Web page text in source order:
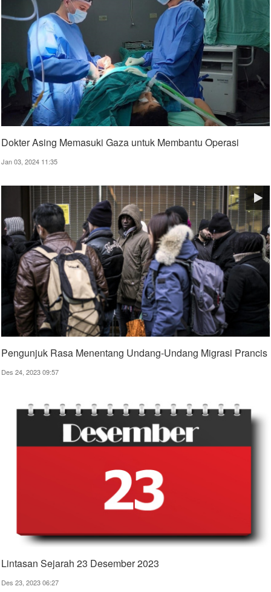
Dokter Asing Memasuki Gaza untuk Membantu Operasi
Jan 03, 2024 11:35
Pengunjuk Rasa Menentang Undang-Undang Migrasi Prancis
Des 24, 2023 09:57
Lintasan Sejarah 23 Desember 2023
Des 23, 2023 06:27